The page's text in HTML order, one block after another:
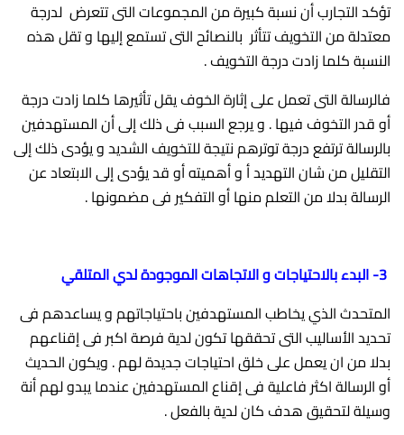
تؤكد التجارب أن نسبة كبيرة من المجموعات التى تتعرض لدرجة
معتدلة من التخويف تتأثر بالنصائح التى تستمع إليها و تقل هذه
النسبة كلما زادت درجة التخويف .
فالرسالة التى تعمل على إثارة الخوف يقل تأثيرها كلما زادت درجة
أو قدر التخوف فيها . و يرجع السبب فى ذلك إلى أن المستهدفين
بالرسالة ترتفع درجة توترهم نتيجة للتخويف الشديد و يؤدى ذلك إلى
التقليل من شان التهديد أ و أهميته أو قد يؤدى إلى الابتعاد عن
الرسالة بدلا من التعلم منها أو التفكير فى مضمونها .
المتحدث الذي يخاطب المستهدفين باحتياجاتهم و يساعدهم فى
تحديد الأساليب التى تحققها تكون لدية فرصة اكبر فى إقناعهم
بدلا من ان يعمل على خلق احتياجات جديدة لهم . ويكون الحديث
أو الرسالة اكثر فاعلية فى إقناع المستهدفين عندما يبدو لهم أنة
وسيلة لتحقيق هدف كان لدية بالفعل .